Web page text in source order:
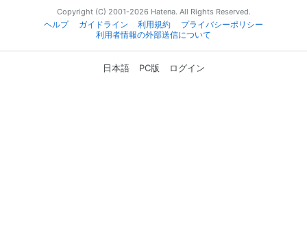
Copyright (C) 2001-2026 Hatena. All Rights Reserved.
ヘルプ
ガイドライン 利用規約
プライバシーポリシー
利用者情報の外部送信について
日本語 PC版 ログイン